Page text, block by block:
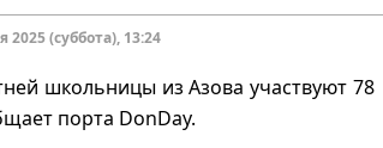
2025 (суббота), 13:24
школьницы из Азова участвуют 78
порта DonDay.